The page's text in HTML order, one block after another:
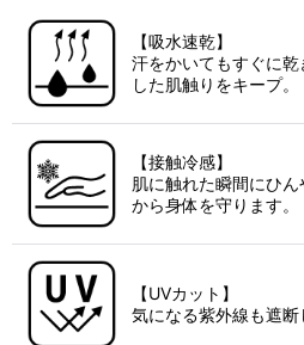
【吸水速乾】
汗をかいてもすぐに
した肌触りをキープ。
【接触冷感】
肌に触れた瞬間にひ
から身体を守ります。
【UVカット】
気になる紫外線も遮断